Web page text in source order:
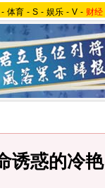
- 体育 - S - 娱乐 - V - 财经
诱惑的冷艳